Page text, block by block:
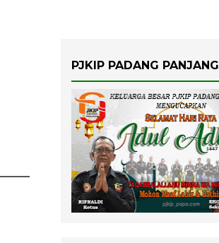
PJKIP PADANG PANJANG